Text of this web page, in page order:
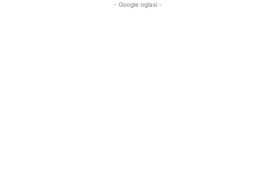
- Google oglasi -